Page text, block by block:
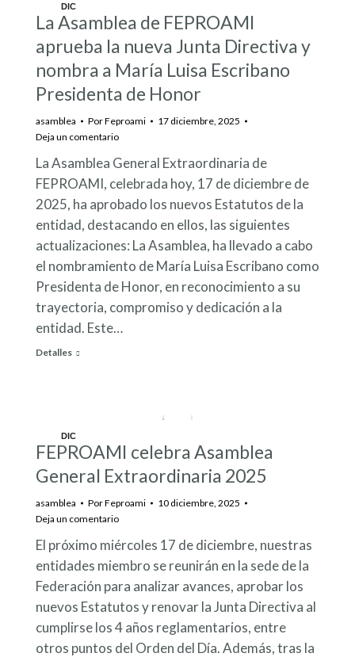
DIC
17
La Asamblea de FEPROAMI
aprueba la nueva Junta Directiva y
nombra a María Luisa Escribano
Presidenta de Honor
asamblea PorFeproami
17 diciembre, 2025
Deja un comentario
La Asamblea General Extraordinaria de
FEPROAMI, celebrada hoy, 17 de diciembre de
2025, ha aprobado los nuevos Estatutos de la
entidad, destacando en ellos, las siguientes
actualizaciones: La Asamblea, ha llevado a cabo
el nombramiento de María Luisa Escribano como
Presidenta de Honor, en reconocimiento a su
trayectoria, compromiso y dedicación a la
entidad. Este…
Detalles
DIC
10
FEPROAMI celebra Asamblea
General Extraordinaria 2025
asamblea PorFeproami
10 diciembre, 2025
Deja un comentario
El próximo miércoles 17 de diciembre, nuestras
entidades miembro se reunirán en la sede de la
Federación para analizar avances, aprobar los
nuevos Estatutos y renovar la Junta Directiva al
cumplirse los 4 años reglamentarios, entre
otros puntos del Orden del Día. Además, tras la